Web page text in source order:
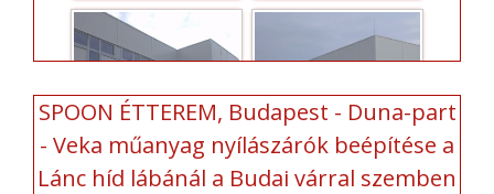
SPOON ÉTTEREM, Budapest - Duna-part
- Veka műanyag nyílászárók beépítése a
Lánc híd lábánál a Budai várral szemben